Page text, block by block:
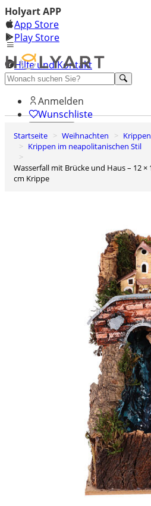
Holyart APP
App Store
Play Store
Hilfe und Kontakt
Entdecken Sie Premium
Anmelden
Wunschliste
0
Warenkorb
Startseite Weihnachten
Krippen
Krippen im neapolitanischen Stil
Wasserfall mit Brücke und Haus – 12 × 18 × 27 cm, geeignet für eine 8–10
cm Krippe